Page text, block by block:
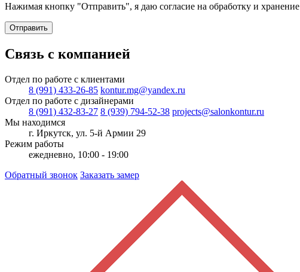
Нажимая кнопку "Отправить", я даю согласие на обработку и хранение
Отправить
Связь с компанией
Отдел по работе с клиентами
8 (991) 433-26-85 kontur.mg@yandex.ru
Отдел по работе с дизайнерами
8 (991) 432-83-27 8 (939) 794-52-38 projects@salonkontur.ru
Мы находимся
г. Иркутск, ул. 5-й Армии 29
Режим работы
ежедневно, 10:00 - 19:00
Обратный звонок Заказать замер